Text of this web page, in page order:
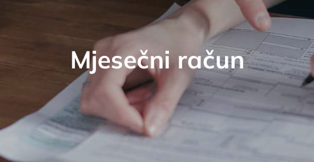
Mjesečni račun